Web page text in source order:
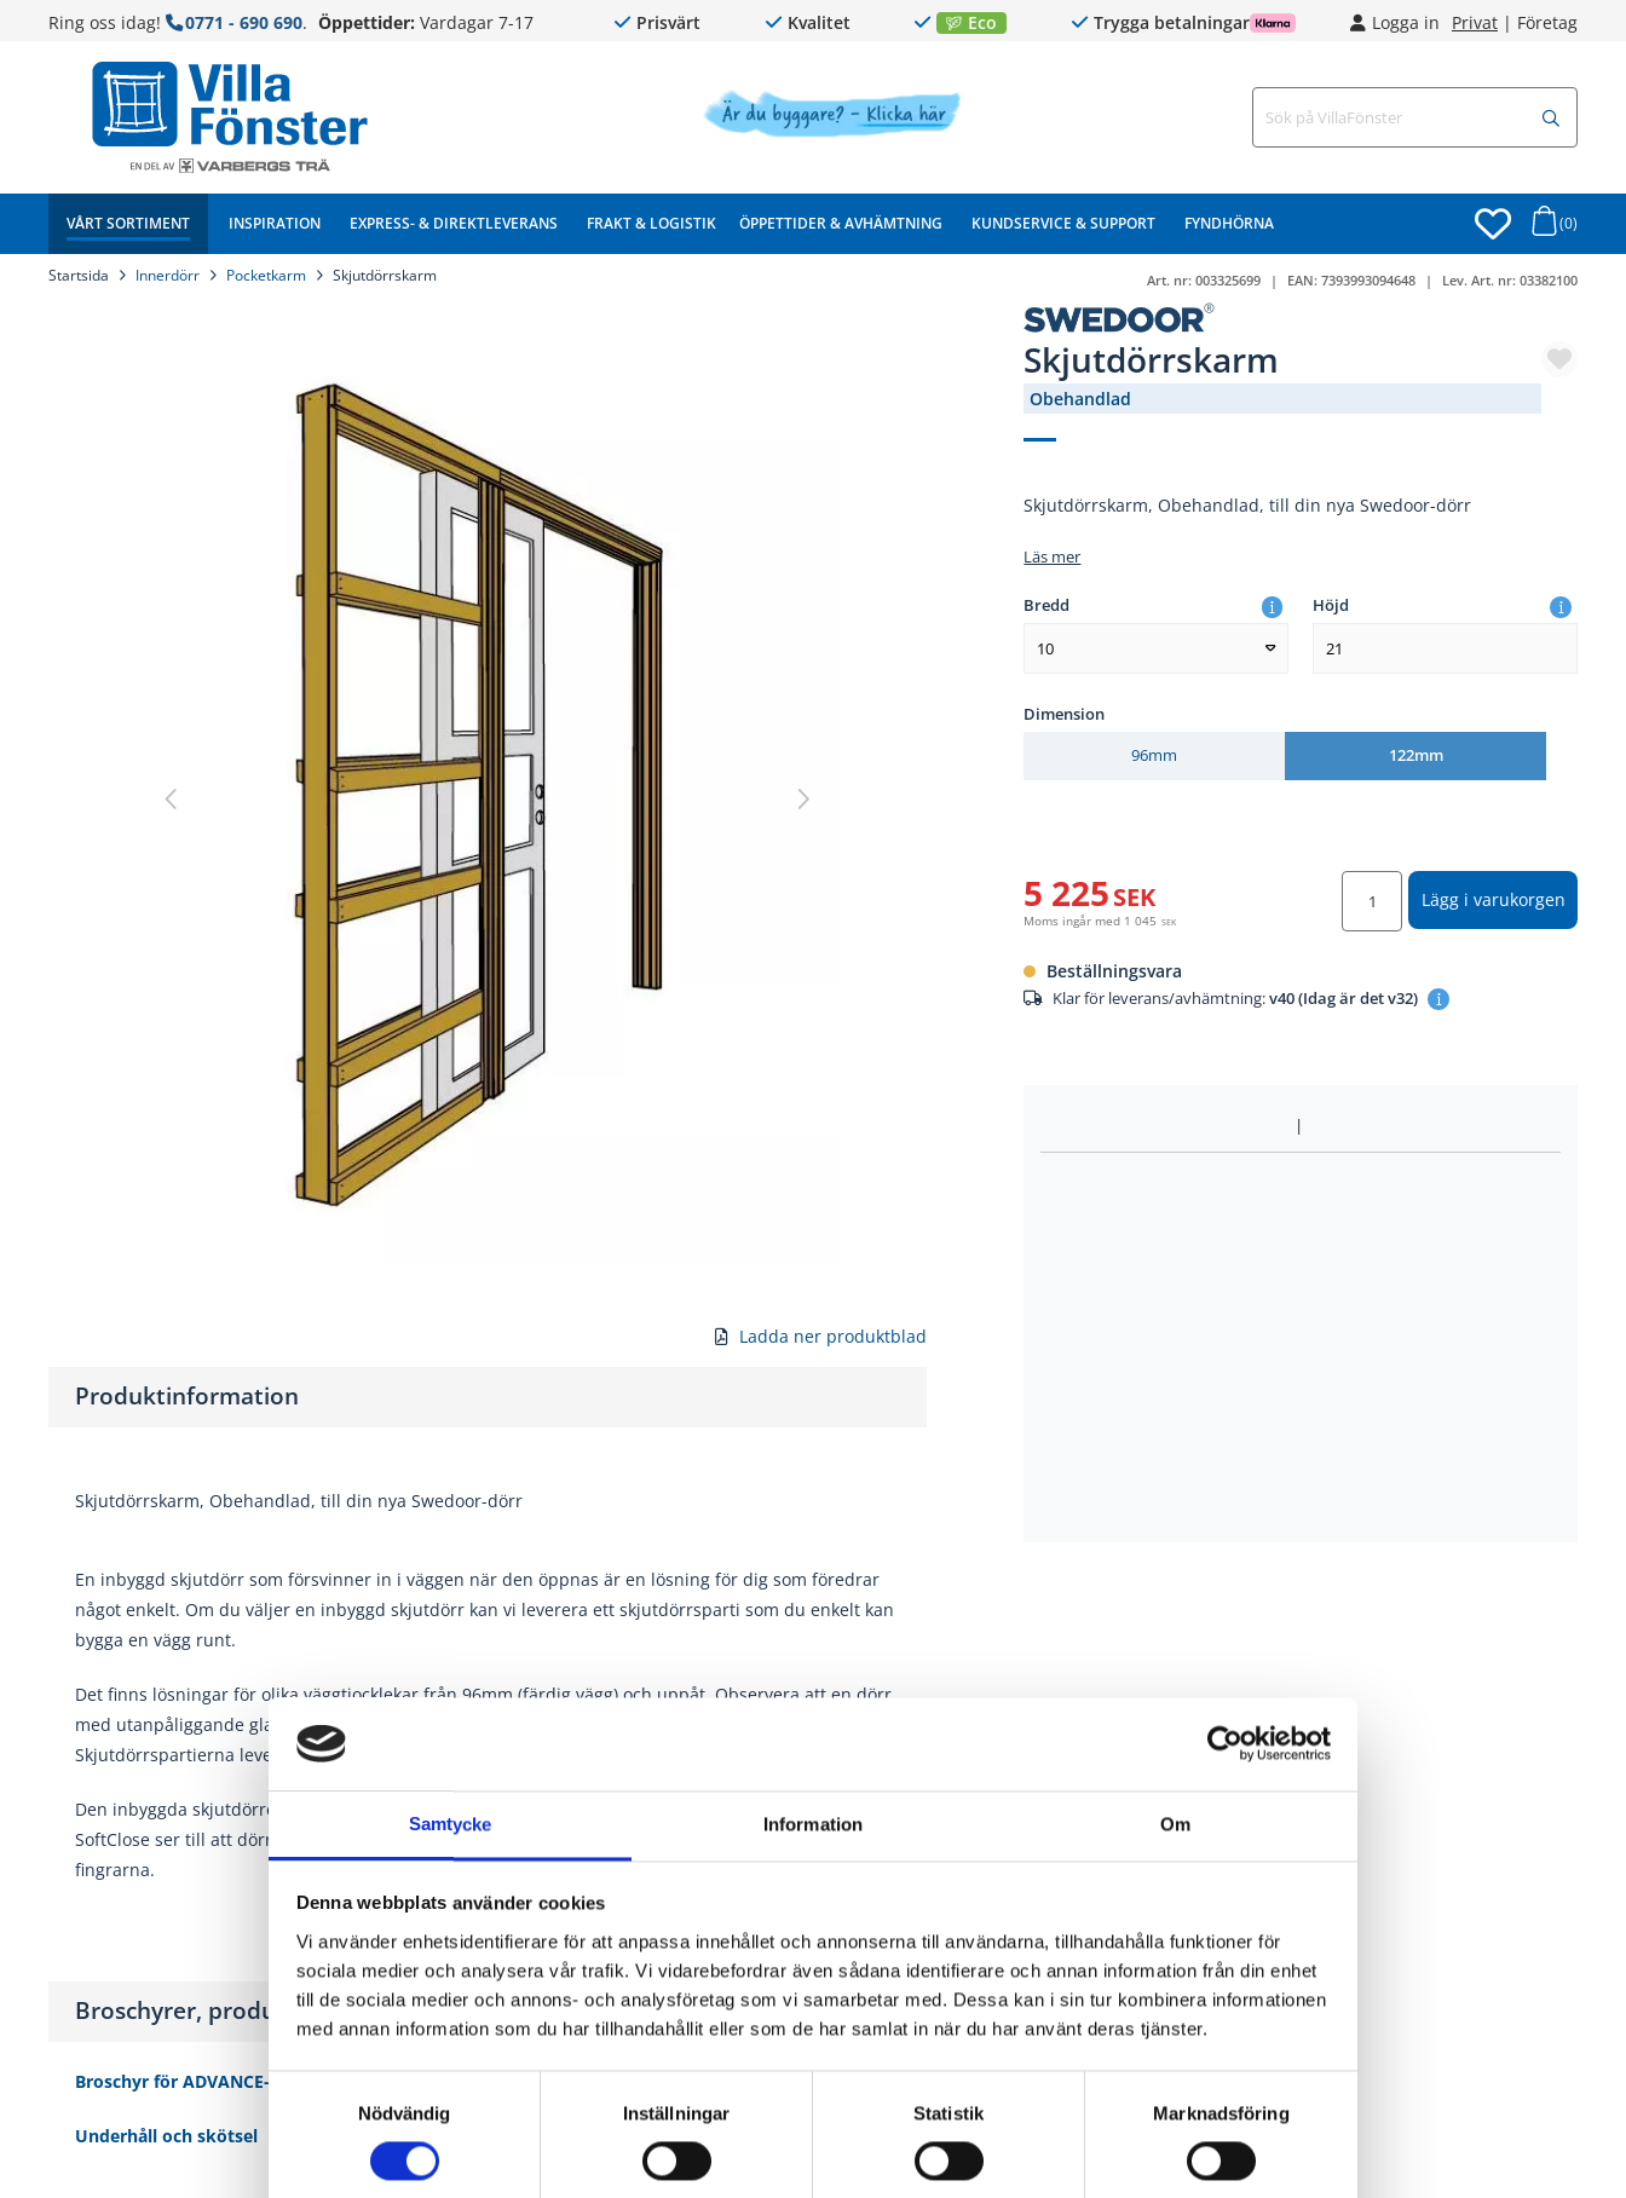
Samtycke Information Om
Denna webbplats använder cookies
Vi använder enhetsidentifierare för att anpassa innehållet och annonserna till användarna, tillhandahålla funktioner för
sociala medier och analysera vår trafik. Vi vidarebefordrar även sådana identifierare och annan information från din enhet
till de sociala medier och annons- och analysföretag som vi samarbetar med. Dessa kan i sin tur kombinera informationen
med annan information som du har tillhandahållit eller som de har samlat in när du har använt deras tjänster.
Samtyckesval
Nödvändig
Inställningar Statistik Marknadsföring
Ring oss idag! 0771 - 690 690. Öppettider: Vardagar 7-17 Prisvärt Kvalitet Eco Trygga betalningar Logga in Privat| Företag
VÅRT SORTIMENT INSPIRATION EXPRESS- & DIREKTLEVERANS FRAKT & LOGISTIK ÖPPETTIDER & AVHÄMTNING KUNDSERVICE & SUPPORT FYNDHÖRNA (0)
Startsida Innerdörr Pocketkarm Skjutdörrskarm Art. nr: 003325699 EAN: 7393993094648 Lev. Art. nr: 03382100
Skjutdörrskarm
Obehandlad
Skjutdörrskarm, Obehandlad, till din nya Swedoor-dörr
Läs mer
Bredd
10
Höjd
21
Dimension
96mm 122mm
Lägg i varukorgen
5 225SEK
Moms ingår med 1 045 SEK
Beställningsvara
Klar för leverans/avhämtning:v40 (Idag är det v32)
Ladda ner produktblad
Produktinformation
Skjutdörrskarm, Obehandlad, till din nya Swedoor-dörr
En inbyggd skjutdörr som försvinner in i väggen när den öppnas är en lösning för dig som föredrar
något enkelt. Om du väljer en inbyggd skjutdörr kan vi leverera ett skjutdörrsparti som du enkelt kan
bygga en vägg runt.
Det finns lösningar för olika väggtjocklekar från 96mm (färdig vägg) och uppåt. Observera att en dörr
med utanpåliggande glaslister behöver ett skjutdörrsparti för en väggtjocklek på minst 122 mm.
Skjutdörrspartierna levereras kompletta med alla tillbehör förutom gipsskivor.
Den inbyggda skjutdörren kan beställas med SoftClose (i stängningsriktningen) som extra tillbehör.
SoftClose ser till att dörren stängs lugnt och jämnt. Man minimerar därför risken att klämma
fingrarna.
Broschyrer, produktblad, monteringsanvisningar
Broschyr för ADVANCE-LINE och clever-line ytterdörrar och innerdörrar
Underhåll och skötsel